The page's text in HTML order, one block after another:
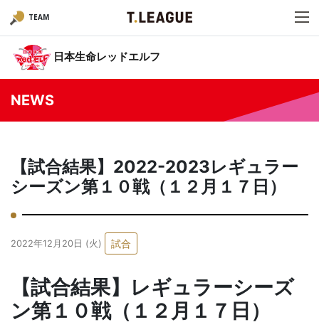
TEAM
日本生命レッドエルフ
NEWS
【試合結果】2022-2023レギュラー
シーズン第１０戦（１２月１７日）
2022年12月20日 (火) 試合
【試合結果】レギュラーシーズ
ン第１０戦（１２月１７日）